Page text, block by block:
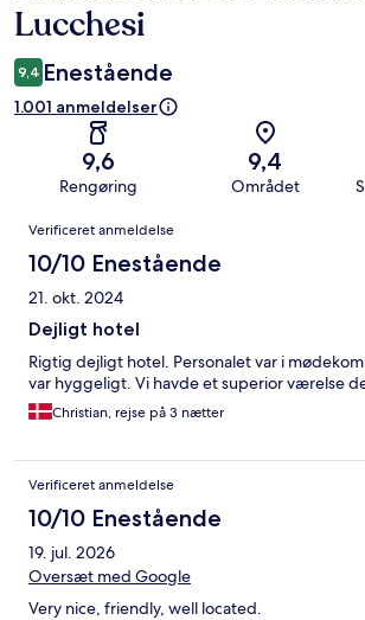
Lucchesi
9,4 Enestående
1.001 anmeldelser
9,6
Rengøring
9,4
Området
Anmeldelser
Verificeret anmeldelse
10/10 Enestående
21. okt. 2024
Dejligt hotel
Rigtig dejligt hotel. Personalet var i
var hyggeligt. Vi havde et superior værelse
Christian, rejse på 3 nætter
Verificeret anmeldelse
10/10 Enestående
19. jul. 2026
Oversæt med Google
Very nice, friendly, well located.